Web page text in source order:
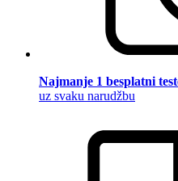
Najmanje 1 besplatni
uz svaku narudžbu